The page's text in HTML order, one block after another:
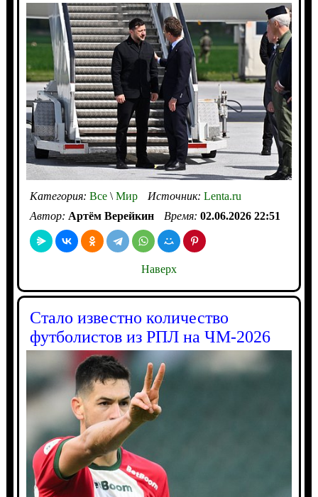
Категория: Все\Мир Источник: Lenta.ru
Автор: Артём Верейкин Время: 02.06.2026 22:51
Наверх
Стало известно количество
футболистов из РПЛ на ЧМ-2026